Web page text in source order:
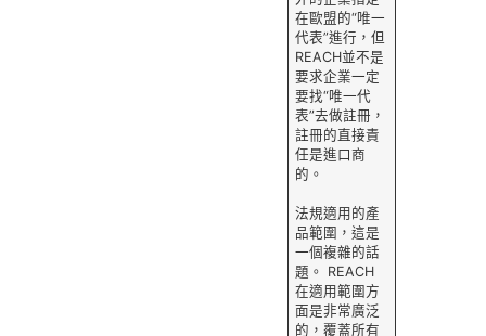
在歐盟的“唯一
代表”進行，但
REACH並不是
要求企業一定
要找“唯一代
表”去做註冊，
註冊的直接責
任是進口商
的。
法規適用的產
品範圍，這是
一個複雜的話
題。 REACH
在適用範圍方
面是非常廣泛
的，覆蓋所有